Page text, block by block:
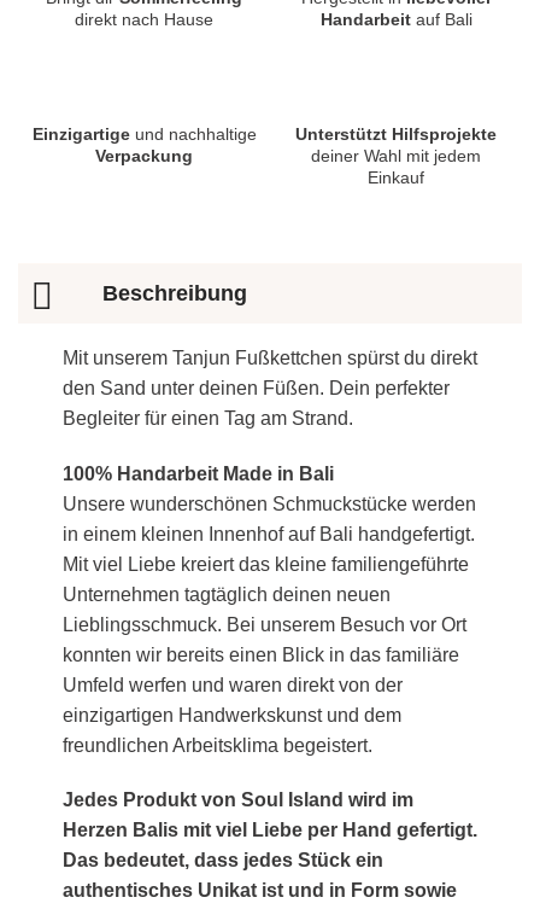
direkt nach Hause
Handarbeitauf Bali
Einzigartigeund nachhaltige
Verpackung
Unterstützt Hilfsprojekte
deiner Wahl mit jedem
Einkauf
Beschreibung
Mit unserem Tanjun Fußkettchen spürst du direkt
den Sand unter deinen Füßen. Dein perfekter
Begleiter für einen Tag am Strand.
100% Handarbeit Made in Bali
Unsere wunderschönen Schmuckstücke werden
in einem kleinen Innenhof auf Bali handgefertigt.
Mit viel Liebe kreiert das kleine familiengeführte
Unternehmen tagtäglich deinen neuen
Lieblingsschmuck. Bei unserem Besuch vor Ort
konnten wir bereits einen Blick in das familiäre
Umfeld werfen und waren direkt von der
einzigartigen Handwerkskunst und dem
freundlichen Arbeitsklima begeistert.
Jedes Produkt von Soul Island wird im
Herzen Balis mit viel Liebe per Hand gefertigt.
Das bedeutet, dass jedes Stück ein
authentisches Unikat ist und in Form sowie